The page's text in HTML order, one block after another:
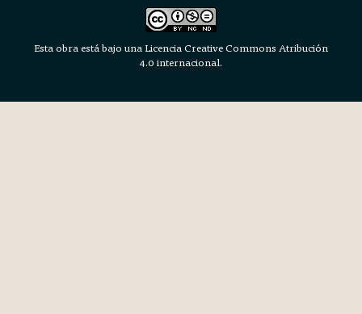
Esta obra está bajo una Licencia Creative Commons Atribución
4.0 internacional.